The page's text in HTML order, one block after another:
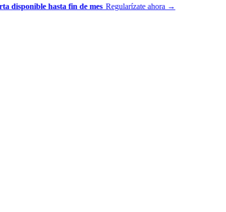
disponible hasta fin de mes◆ Regularízate ahora →